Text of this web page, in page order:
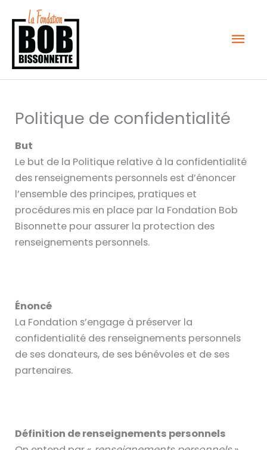
contenu
Politique de confidentialité
But
Le but de la Politique relative à la confidentialité
des renseignements personnels est d’énoncer
l’ensemble des principes, pratiques et
procédures mis en place par la Fondation Bob
Bisonnette pour assurer la protection des
renseignements personnels.
Énoncé
La Fondation s’engage à préserver la
confidentialité des renseignements personnels
de ses donateurs, de ses bénévoles et de ses
partenaires.
Définition de renseignements personnels